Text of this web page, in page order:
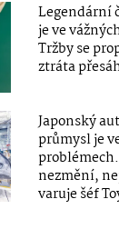
Legendární
je ve
Tržby se
ztráta
Japonský
průmysl je
nezmění,
varuje šéf